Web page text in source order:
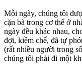
Mỗi ngày, chúng tôi
cặn bã trong cơ thể ở
ngày đều khác nhau,
đợi, kiềm chế, đã tự
(rất nhiều người trong
chúng tôi phải đi một